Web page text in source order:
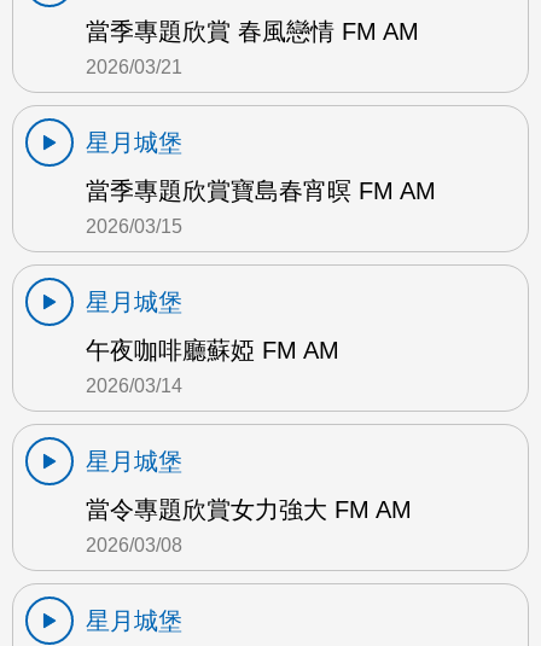
當季專題欣賞 春風戀情 FM AM
2026/03/21
星月城堡
當季專題欣賞寶島春宵暝 FM AM
2026/03/15
星月城堡
午夜咖啡廳蘇婭 FM AM
2026/03/14
星月城堡
當令專題欣賞女力強大 FM AM
2026/03/08
星月城堡